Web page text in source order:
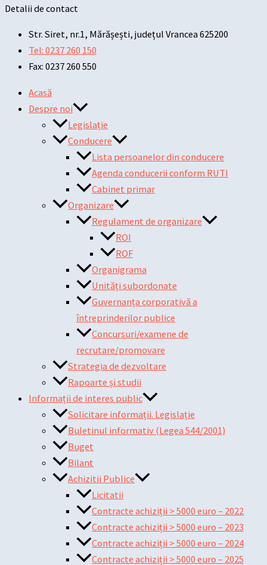
Detalii de contact
Str. Siret, nr.1, Mărășești, județul Vrancea 625200
Tel: 0237 260 150
Fax: 0237 260 550
Acasă
Despre noi
Legislație
Conducere
Lista persoanelor din conducere
Agenda conducerii conform RUTI
Cabinet primar
Organizare
Regulament de organizare
ROI
ROF
Organigrama
Unități subordonate
Guvernanța corporativă a
întreprinderilor publice
Concursuri/examene de
recrutare/promovare
Strategia de dezvoltare
Rapoarte și studii
Informații de interes public
Solicitare informații. Legislație
Buletinul informativ (Legea 544/2001)
Buget
Bilant
Achizitii Publice
Licitatii
Contracte achiziții > 5000 euro – 2022
Contracte achiziții > 5000 euro – 2023
Contracte achiziții > 5000 euro – 2024
Contracte achiziții > 5000 euro – 2025